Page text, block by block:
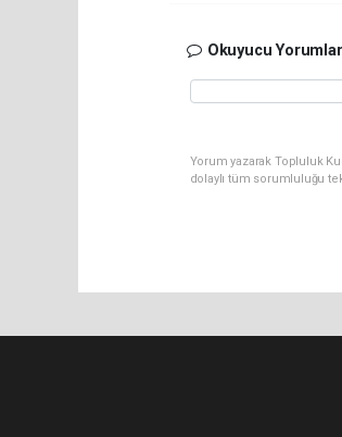
Okuyucu
Yorum yazarak Topluluk
dolaylı tüm sorumluluğu